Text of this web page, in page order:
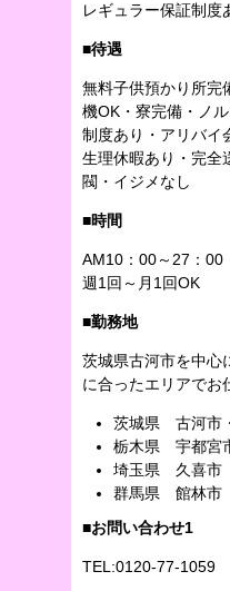
レギュラー保証制度
■待遇
無料子供預かり所完
機OK・寮完備・ノ
制度あり・アリバイ
生理休暇あり・完全
閥・イジメなし
■時間
AM10：00～27：00
週1回～月1回OK
■勤務地
茨城県古河市を中心
に合ったエリアでお
茨城県 古河市
栃木県 宇都宮
埼玉県 久喜市
群馬県 館林市
■お問い合わせ1
TEL:0120-77-1059